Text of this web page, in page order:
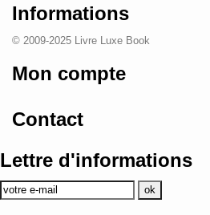
Informations
© 2009-2025 Livre Luxe Book
Mon compte
Contact
Lettre d'informations